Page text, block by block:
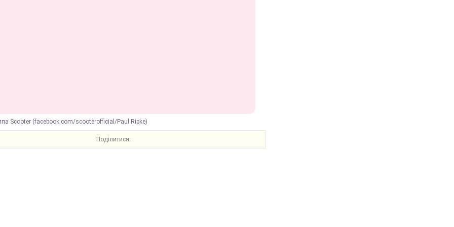
Scooter (facebook.com/scooterofficial/Paul Ripke)
Поділитися: